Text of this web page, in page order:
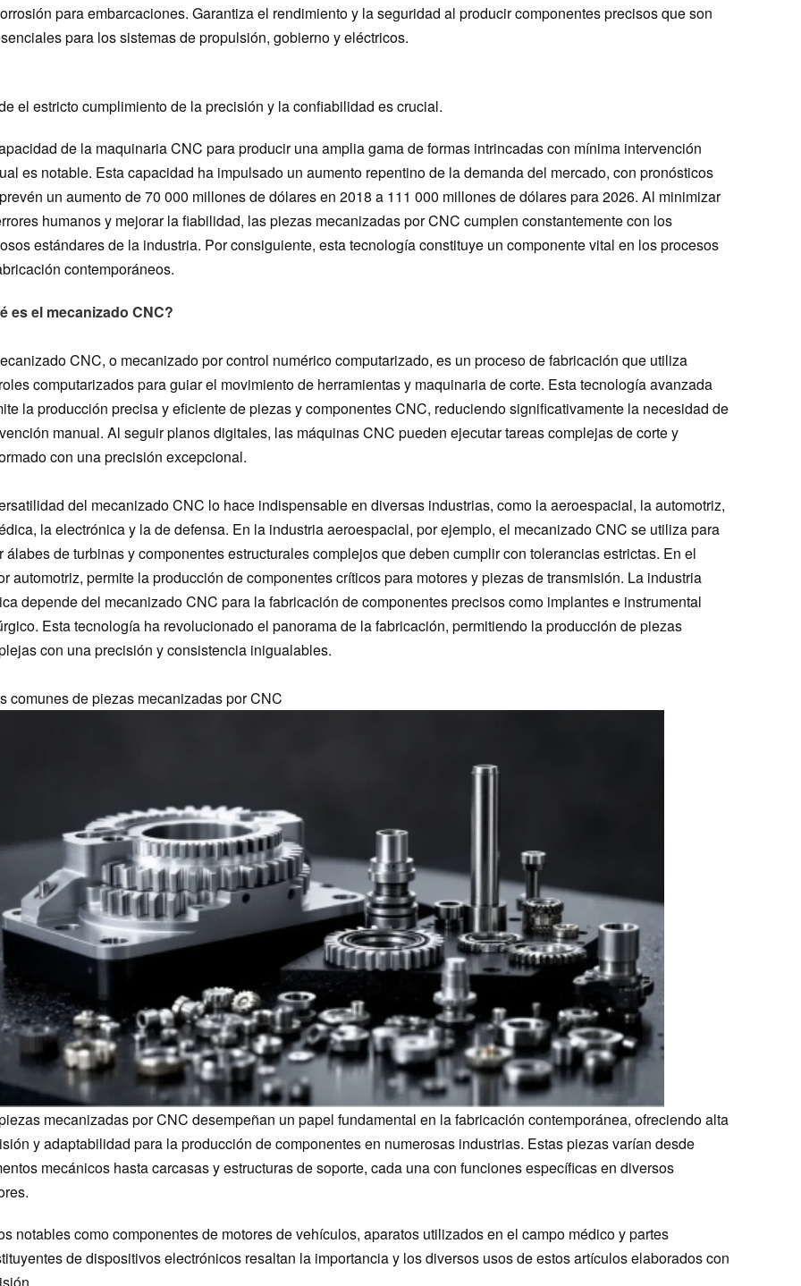
para embarcaciones. Garantiza el rendimiento y la seguridad al producir componentes precisos que son
para los sistemas de propulsión, gobierno y eléctricos.
el estricto cumplimiento de la precisión y la confiabilidad es crucial.
de la maquinaria CNC para producir una amplia gama de formas intrincadas con mínima intervención
es notable. Esta capacidad ha impulsado un aumento repentino de la demanda del mercado, con pronósticos
un aumento de 70 000 millones de dólares en 2018 a 111 000 millones de dólares para 2026. Al minimizar
humanos y mejorar la fiabilidad, las piezas mecanizadas por CNC cumplen constantemente con los
estándares de la industria. Por consiguiente, esta tecnología constituye un componente vital en los procesos
contemporáneos.
es el mecanizado CNC?
CNC, o mecanizado por control numérico computarizado, es un proceso de fabricación que utiliza
computarizados para guiar el movimiento de herramientas y maquinaria de corte. Esta tecnología avanzada
la producción precisa y eficiente de piezas y componentes CNC, reduciendo significativamente la necesidad de
manual. Al seguir planos digitales, las máquinas CNC pueden ejecutar tareas complejas de corte y
con una precisión excepcional.
del mecanizado CNC lo hace indispensable en diversas industrias, como la aeroespacial, la automotriz,
la electrónica y la de defensa. En la industria aeroespacial, por ejemplo, el mecanizado CNC se utiliza para
álabes de turbinas y componentes estructurales complejos que deben cumplir con tolerancias estrictas. En el
automotriz, permite la producción de componentes críticos para motores y piezas de transmisión. La industria
depende del mecanizado CNC para la fabricación de componentes precisos como implantes e instrumental
Esta tecnología ha revolucionado el panorama de la fabricación, permitiendo la producción de piezas
con una precisión y consistencia inigualables.
comunes de piezas mecanizadas por CNC
mecanizadas por CNC desempeñan un papel fundamental en la fabricación contemporánea, ofreciendo alta
y adaptabilidad para la producción de componentes en numerosas industrias. Estas piezas varían desde
mecánicos hasta carcasas y estructuras de soporte, cada una con funciones específicas en diversos
notables como componentes de motores de vehículos, aparatos utilizados en el campo médico y partes
de dispositivos electrónicos resaltan la importancia y los diversos usos de estos artículos elaborados con